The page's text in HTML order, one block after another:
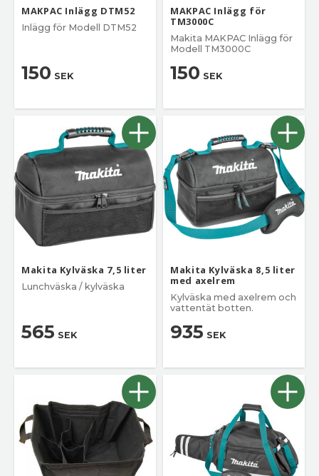
MAKPAC Inlägg DTM52
Inlägg för Modell DTM52
150 SEK
MAKPAC Inlägg för
TM3000C
Makita MAKPAC Inlägg för
Modell TM3000C
150 SEK
Makita Kylväska 7,5 liter
Lunchväska / kylväska
565 SEK
Makita Kylväska 8,5 liter
med axelrem
Kylväska med axelrem och
vattentät botten.
935 SEK